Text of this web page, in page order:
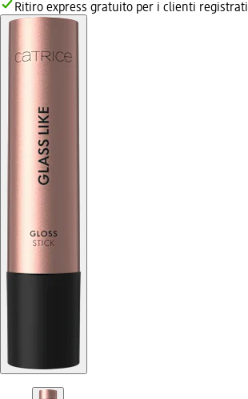
Ritiro express gratuito per i clienti registrati